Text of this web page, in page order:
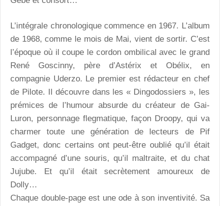
L’intégrale chronologique commence en 1967. L’album
de 1968, comme le mois de Mai, vient de sortir. C’est
l’époque où il coupe le cordon ombilical avec le grand
René Goscinny, père d’Astérix et Obélix, en
compagnie Uderzo. Le premier est rédacteur en chef
de Pilote. Il découvre dans les « Dingodossiers », les
prémices de l’humour absurde du créateur de Gai-
Luron, personnage flegmatique, façon Droopy, qui va
charmer toute une génération de lecteurs de Pif
Gadget, donc certains ont peut-être oublié qu’il était
accompagné d’une souris, qu’il maltraite, et du chat
Jujube. Et qu’il était secrètement amoureux de
Dolly…
Chaque double-page est une ode à son inventivité. Sa